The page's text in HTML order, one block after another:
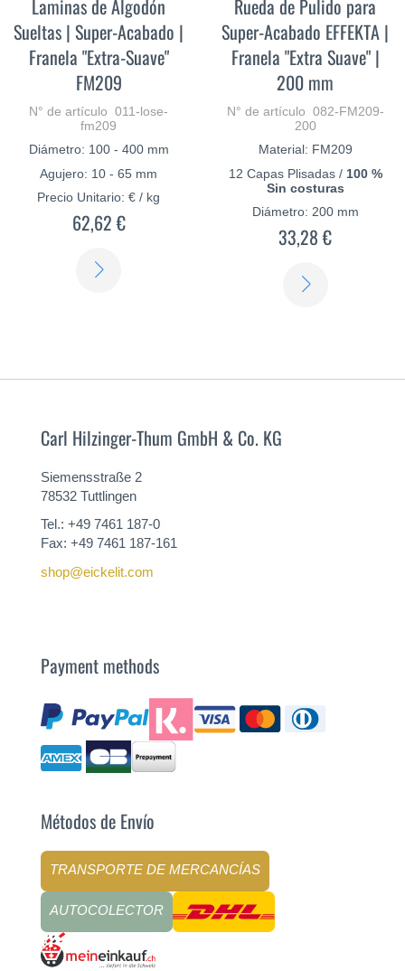
Laminas de Algodón
Sueltas | Super-Acabado |
Franela "Extra-Suave"
FM209
N° de artículo 011-lose-
fm209
Diámetro: 100 - 400 mm
Agujero: 10 - 65 mm
Precio Unitario: € / kg
62,62 €
Rueda de Pulido para
Super-Acabado EFFEKTA |
Franela "Extra Suave" |
200 mm
N° de artículo 082-FM209-
200
Material: FM209
12 Capas Plisadas / 100 %
Sin costuras
Diámetro: 200 mm
33,28 €
Carl Hilzinger-Thum GmbH & Co. KG
Siemensstraße 2
78532 Tuttlingen
Tel.: +49 7461 187-0
Fax: +49 7461 187-161
shop@eickelit.com
Payment methods
Métodos de Envío
TRANSPORTE DE MERCANCÍAS
AUTOCOLECTOR